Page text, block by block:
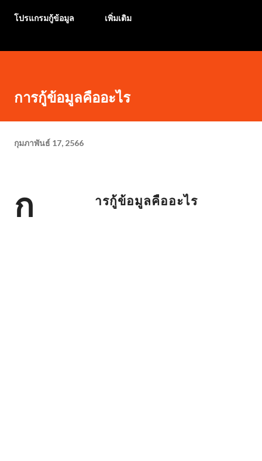
โปรแกรมกู้ข้อมูล เพิ่มเติม
การกู้ข้อมูลคืออะไร
กุมภาพันธ์ 17, 2566
ก ารกู้ข้อมูลคืออะไร